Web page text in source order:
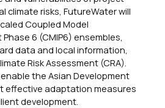
risks, FutureWater will
Coupled Model
6 (CMIP6) ensembles,
data and local information,
Risk Assessment (CRA).
the Asian Development
effective adaptation measures
development.